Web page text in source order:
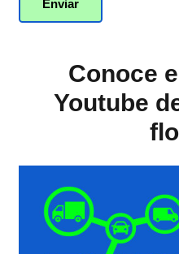
Conoce
Youtube